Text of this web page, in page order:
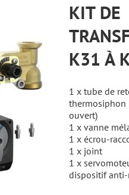
KIT DE
K31 À
1 x tube de
thermosiphon
ouvert)
1 x vanne
1 x écrou-
1 x joint
1 x
dispositif